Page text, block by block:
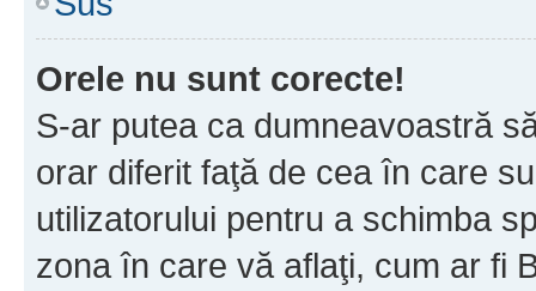
Orele nu sunt corecte!
S-ar putea ca dumneavoastră
orar diferit faţă de cea în care
utilizatorului pentru a schimba
zona în care vă aflaţi, cum ar fi